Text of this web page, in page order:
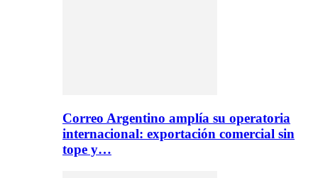
Correo Argentino amplía su operatoria
internacional: exportación comercial sin
tope y…